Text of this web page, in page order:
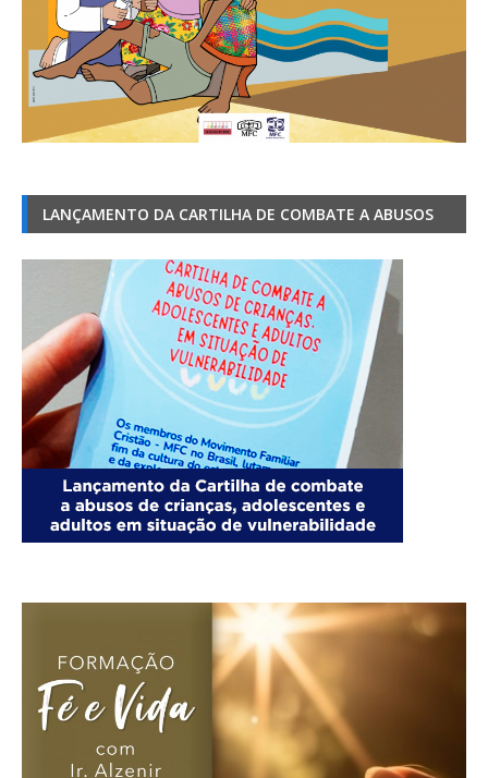
LANÇAMENTO DA CARTILHA DE COMBATE A ABUSOS